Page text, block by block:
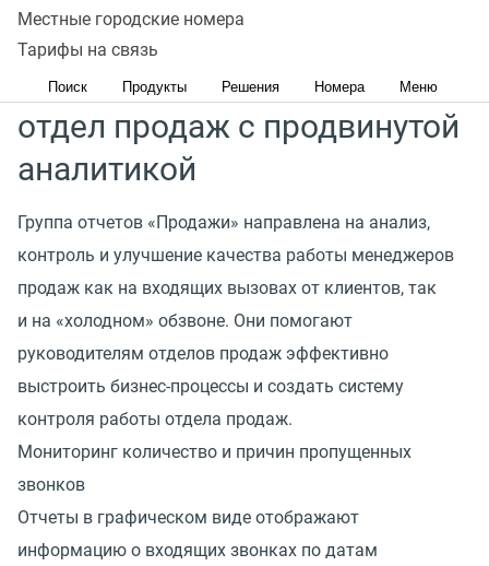
Местные городские номера
Тарифы на связь
Поиск Продукты Решения Номера Меню
Более 25 отраслей используют MANGO OFFICE
Создавайте правильный
отдел продаж с продвинутой
аналитикой
Группа отчетов « Продажи» направлена на анализ,
контроль и улучшение качества работы менеджеров
продаж как на входящих вызовах от клиентов, так
и на «холодном» обзвоне. Они помогают
руководителям отделов продаж эффективно
выстроить бизнес-процессы и создать систему
контроля работы отдела продаж.
Мониторинг количество и причин пропущенных
звонков
Отчеты в графическом виде отображают
информацию о входящих звонках по датам